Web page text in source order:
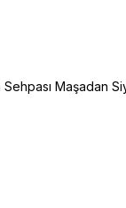
Maşadan